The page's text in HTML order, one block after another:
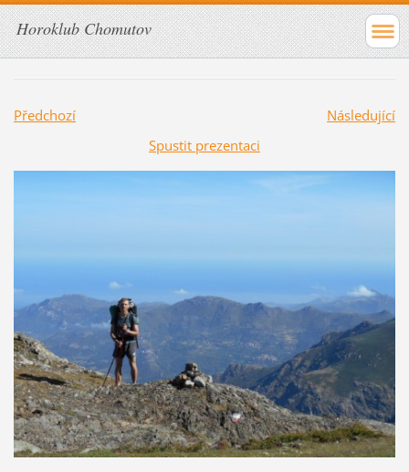
Horoklub Chomutov
Předchozí
Následující
Spustit prezentaci